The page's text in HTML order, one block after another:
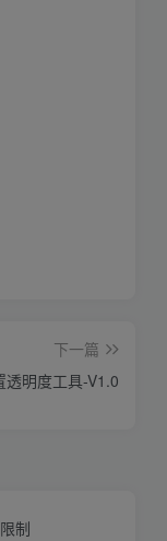
下一篇
透明度工具-V1.0
制